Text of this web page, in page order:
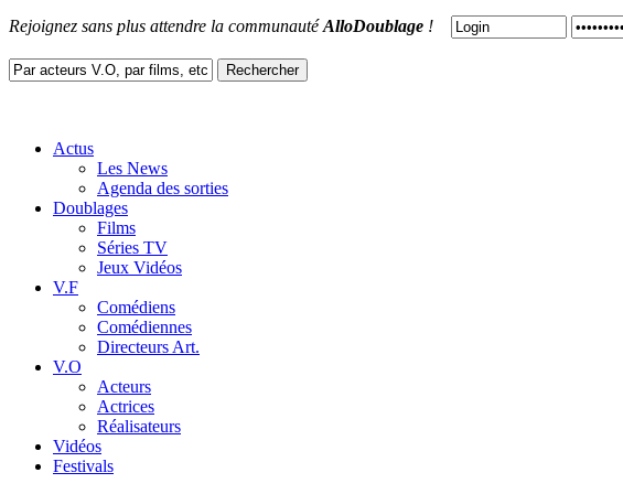
Rejoignez sans plus attendre la communautéAlloDoublage !
Actus
Les News
Agenda des sorties
Doublages
Films
Séries TV
Jeux Vidéos
V.F
Comédiens
Comédiennes
Directeurs Art.
V.O
Acteurs
Actrices
Réalisateurs
Vidéos
Festivals